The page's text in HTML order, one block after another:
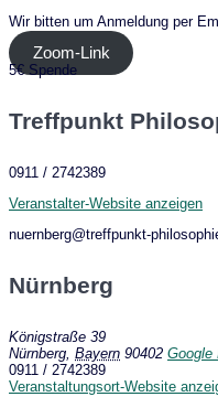
Wir bitten um Anmeldung per
Zoom-Link
5€ Spende
Treffpunkt
0911 / 2742389
Veranstalter-Website anzeigen
nuernberg@treffpunkt-
Nürnberg
Königstraße 39
Nürnberg, Bayern 90402 Google
0911 / 2742389
Veranstaltungsort-Website